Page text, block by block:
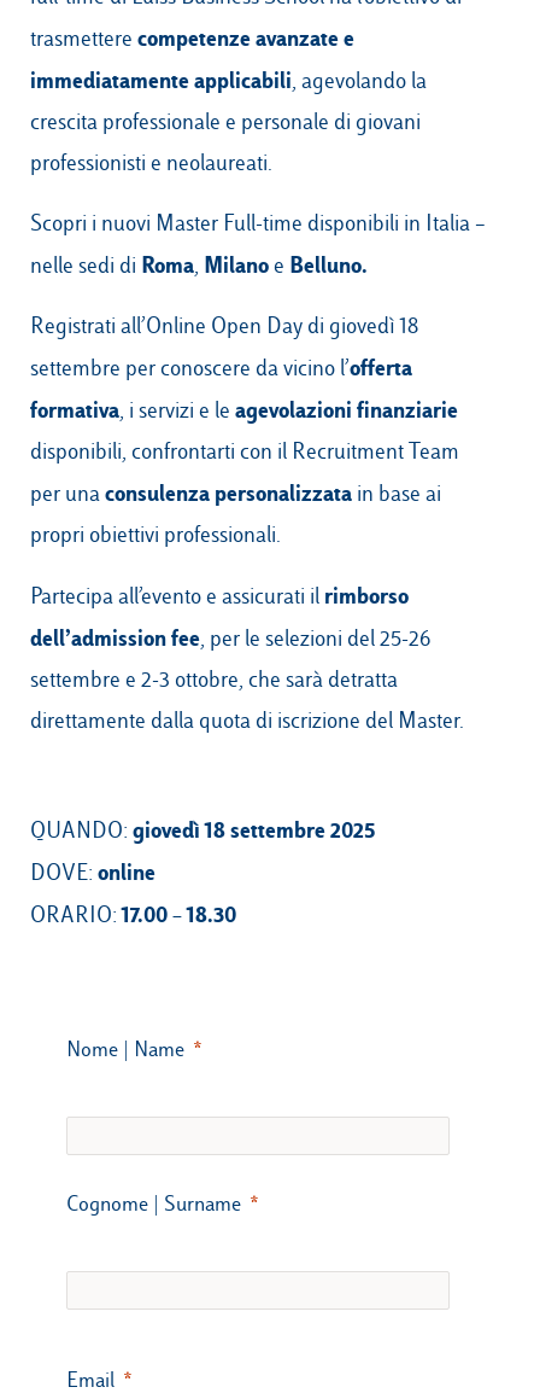
trasmettere competenze avanzate e
immediatamente applicabili, agevolando la
crescita professionale e personale di giovani
professionisti e neolaureati.
Scopri i nuovi Master Full-time disponibili in Italia –
nelle sedi di Roma, Milanoe Belluno.
Registrati all’Online Open Day di giovedì 18
settembre per conoscere da vicino l’offerta
formativa, i servizi e le agevolazioni finanziarie
disponibili, confrontarti con il Recruitment Team
per unaconsulenza personalizzata in base ai
propri obiettivi professionali.
Partecipa all’evento e assicurati il rimborso
dell’admission fee, per le selezioni del 25-26
settembre e 2-3 ottobre, che sarà detratta
direttamente dalla quota di iscrizione del Master.
QUANDO: giovedì 18 settembre 2025
DOVE: online
ORARIO:17.00 – 18.30
Nome | Name
Cognome | Surname
Email